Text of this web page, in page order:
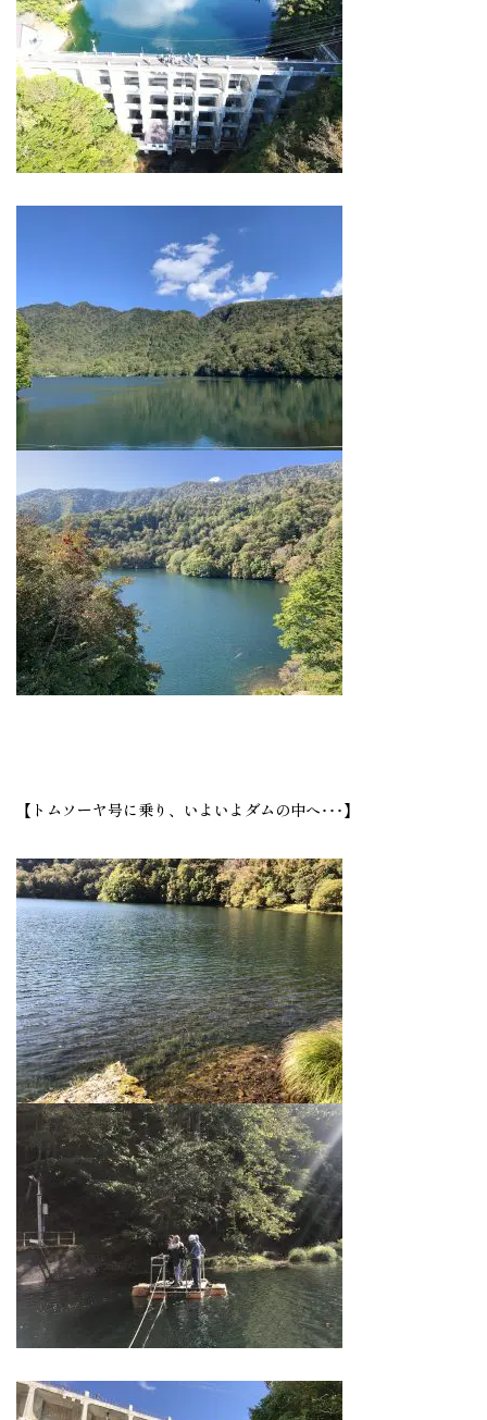
【トムソーヤ号に乗り、いよいよダムの中へ･･･】